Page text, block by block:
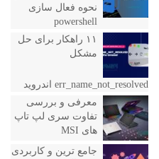
نحوه فعال سازی
powershell
۱۱ راهکار برای حل
مشکل
err_name_not_resolved اندروید
معرفی و بررسی
تفاوت سری لپ تاپ
های MSI
جامع ترین و کاربردی